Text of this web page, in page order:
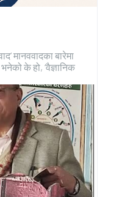
मानववादका बारेमा
के हो, ‘वैज्ञानिक